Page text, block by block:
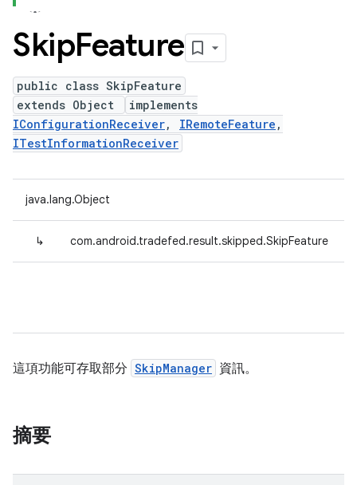
SkipFeature
public class SkipFeature
extends Object
implements
IConfigurationReceiver, IRemoteFeature ,
ITestInformationReceiver
java.lang.Object
↳ com.android.tradefed.result.skipped.SkipFeature
這項功能可存取部分 SkipManager 資訊。
摘要